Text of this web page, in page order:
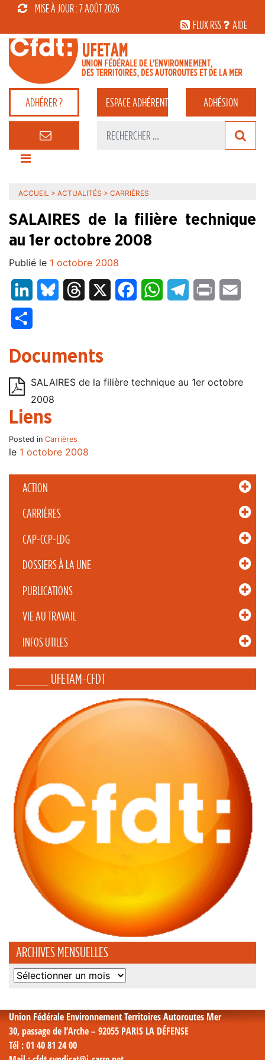
MISE À JOUR : 7 AOÛT 2026
FLUX RSS
AIDE
ADHÉRER ? ESPACEADHÉRENT ADHÉSION
ACTION
CARRIÈRES
CAP-CCP-LDG
DOSSIERS À LA UNE
PUBLICATIONS
VIE AU TRAVAIL
INFOS UTILES
_____ UFETAM-CFDT
ARCHIVES MENSUELLES
Archives
ACCUEIL > ACTUALITÉS > CARRIÈRES
SALAIRES de la filière technique
au 1er octobre 2008
Publié le 1 octobre 2008
LinkedInBluesky Threads FacebookWhatsAppTelegram
Print
Documents
SALAIRES de la filière technique au 1er octobre
2008
Liens
Posted in Carrières
le 1 octobre 2008
Union Fédérale Environnement Territoires Autoroutes Mer
30, passage de l’Arche – 92055 PARIS LA DÉFENSE
Tél : 01 40 81 24 00